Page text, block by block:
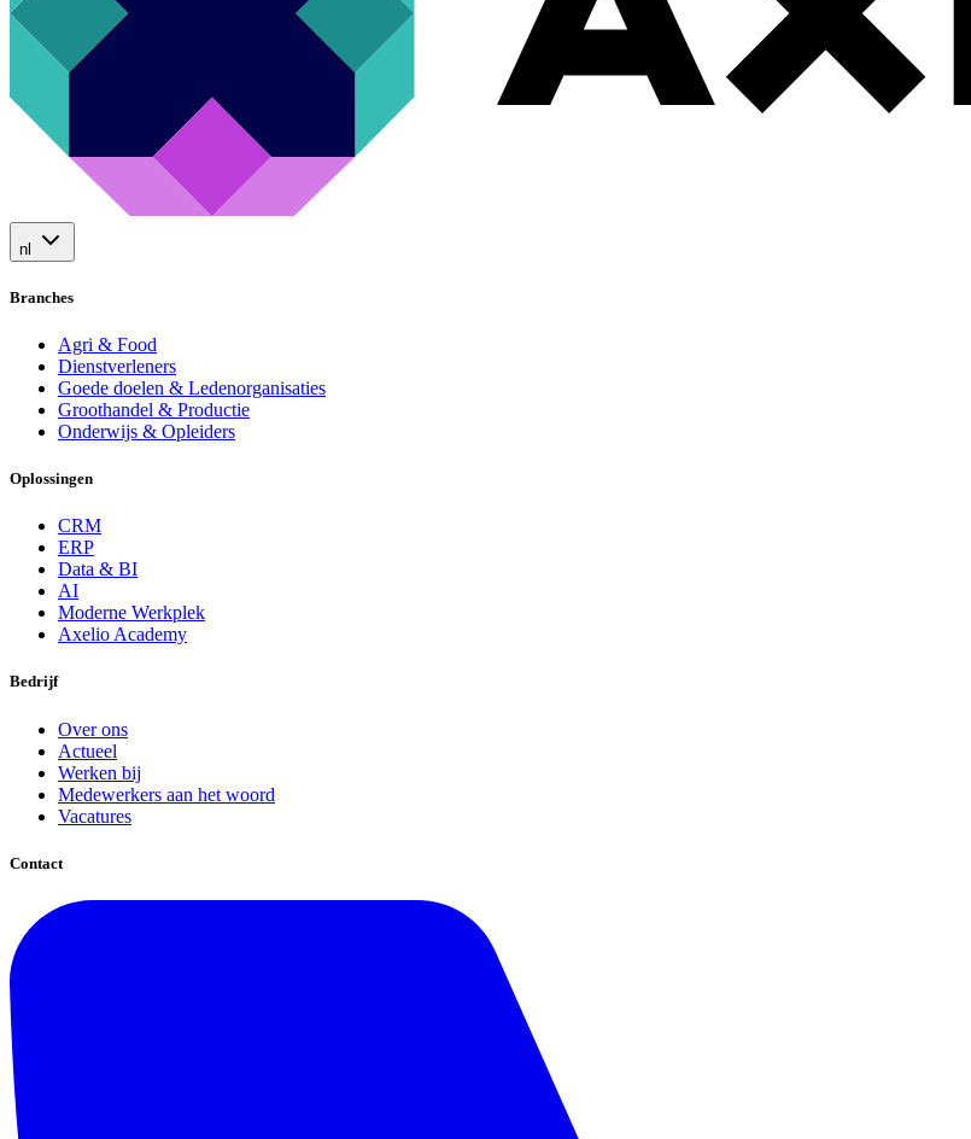
nl
Branches
Agri & Food
Dienstverleners
Goede doelen & Ledenorganisaties
Groothandel & Productie
Onderwijs & Opleiders
Oplossingen
CRM
ERP
Data & BI
AI
Moderne Werkplek
Axelio Academy
Bedrijf
Over ons
Actueel
Werken bij
Medewerkers aan het woord
Vacatures
Contact